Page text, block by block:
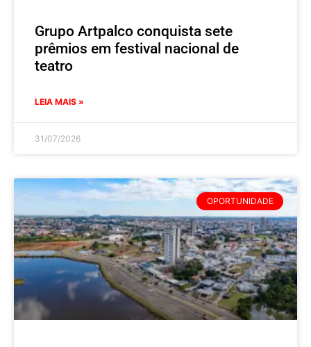
Grupo Artpalco conquista sete
prêmios em festival nacional de
teatro
LEIA MAIS »
31/07/2026
OPORTUNIDADE